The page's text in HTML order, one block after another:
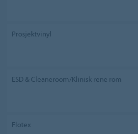
Prosjektvinyl
ESD & Cleaneroom/Klinisk rene rom
Flotex